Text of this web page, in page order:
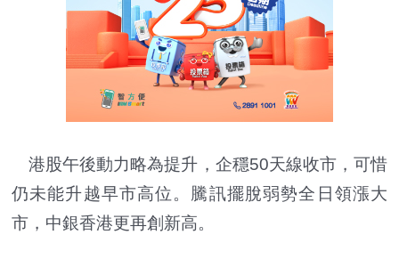
港股午後動力略為提升，企穩50天線收市，可惜
仍未能升越早市高位。騰訊擺脫弱勢全日領漲大
市，中銀香港更再創新高。